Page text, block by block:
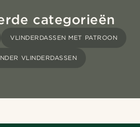
categorieën
VLINDERDASSEN MET PATROON
VLINDERDASSEN